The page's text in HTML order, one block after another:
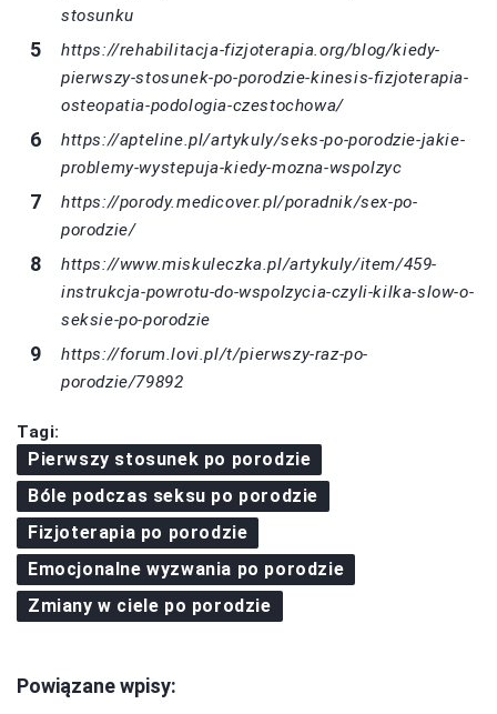
stosunku
https://rehabilitacja-fizjoterapia.org/blog/kiedy-
pierwszy-stosunek-po-porodzie-kinesis-fizjoterapia-
osteopatia-podologia-czestochowa/
https://apteline.pl/artykuly/seks-po-porodzie-jakie-
problemy-wystepuja-kiedy-mozna-wspolzyc
https://porody.medicover.pl/poradnik/sex-po-
porodzie/
https://www.miskuleczka.pl/artykuly/item/459-
instrukcja-powrotu-do-wspolzycia-czyli-kilka-slow-o-
seksie-po-porodzie
https://forum.lovi.pl/t/pierwszy-raz-po-
porodzie/79892
Tagi:
Pierwszy stosunek po porodzie
Bóle podczas seksu po porodzie
Fizjoterapia po porodzie
Emocjonalne wyzwania po porodzie
Zmiany w ciele po porodzie
Powiązane wpisy: